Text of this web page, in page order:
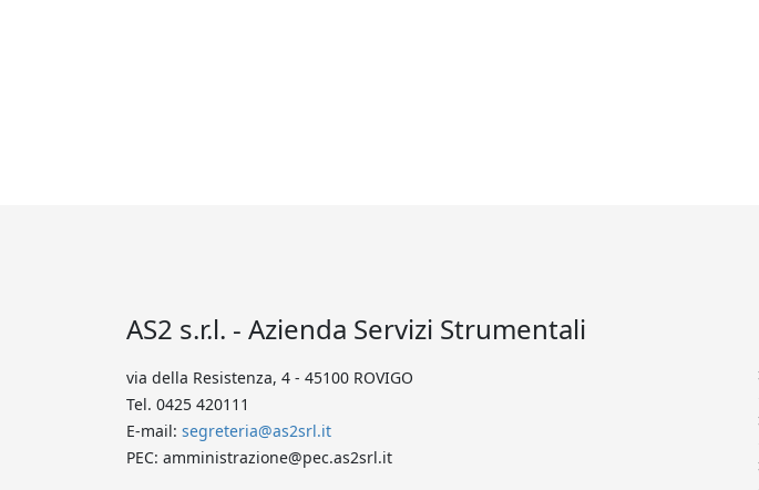
AS2 s.r.l. - Azienda Servizi Strumentali
via della Resistenza, 4 - 45100 ROVIGO
Tel. 0425 420111
E-mail: segreteria@as2srl.it
PEC: amministrazione@pec.as2srl.it